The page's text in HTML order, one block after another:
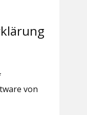
von